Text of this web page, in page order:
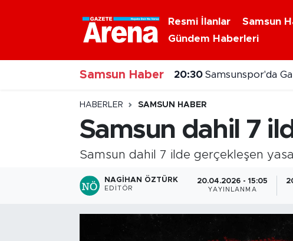
Resmi İlanlar Samsun
Gündem Haberleri
Samsun Haber 20:30 Samsunspor'da
HABERLER SAMSUN HABER
Samsun dahil 7
Samsun dahil 7 ilde gerçekleşen
NAGIHAN ÖZTÜRK
EDITÖR
20.04.2026 - 15:05
YAYINLANMA
Nöbetçi Eczaneler
Hava Durumu
Samsun Namaz Vakitleri
Trafik Durumu
Tüm Manşetler
Son Dakika Haberleri